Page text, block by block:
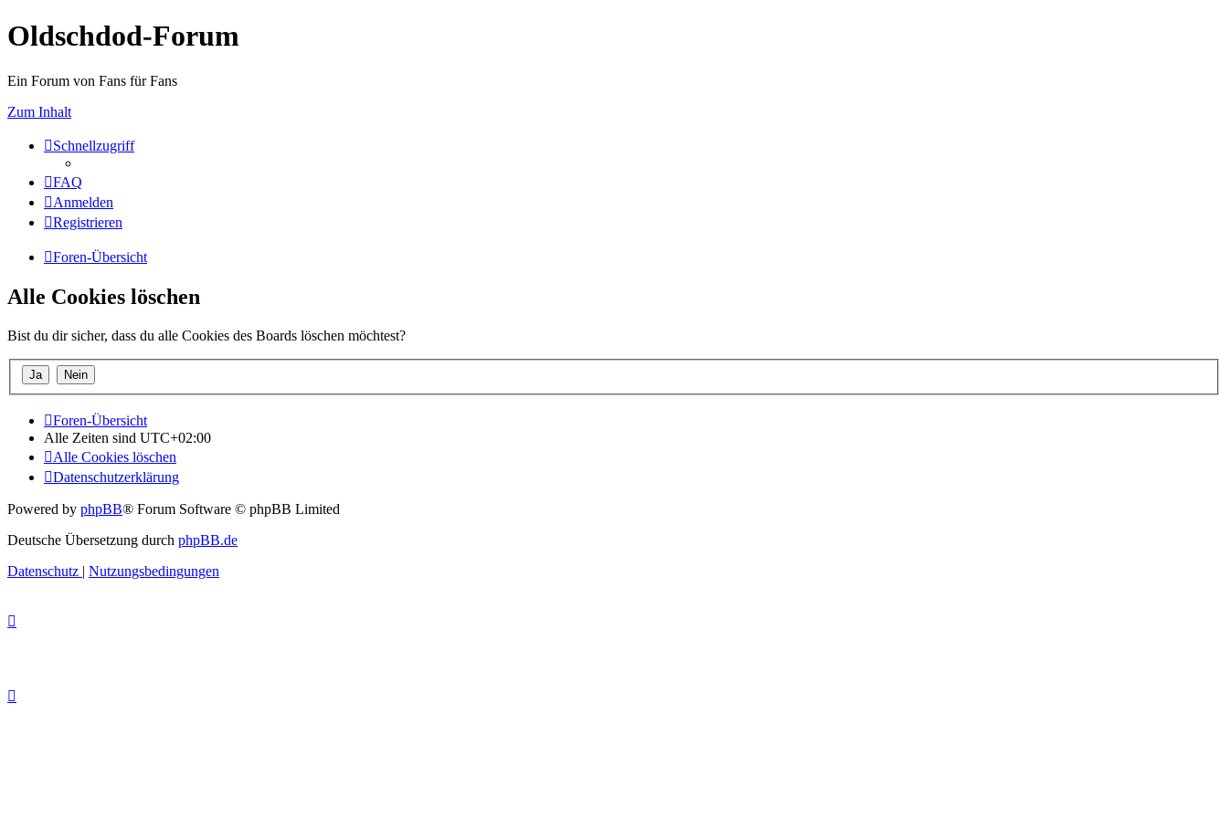
Oldschdod-Forum
Ein Forum von Fans für Fans
Zum Inhalt
Schnellzugriff
FAQ
Anmelden
Registrieren
Foren-Übersicht
Alle Cookies löschen
Bist du dir sicher, dass du alle Cookies des Boards löschen möchtest?
Foren-Übersicht
Alle Zeiten sind UTC+02:00
Alle Cookies löschen
Datenschutzerklärung
Powered by phpBB® Forum Software © phpBB Limited
Deutsche Übersetzung durch phpBB.de
Datenschutz | Nutzungsbedingungen